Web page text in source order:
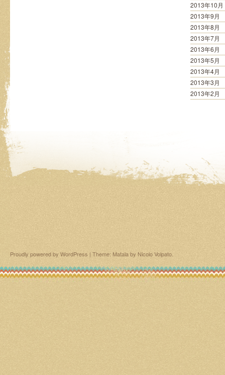
2013年10月
2013年9月
2013年8月
2013年7月
2013年6月
2013年5月
2013年4月
2013年3月
2013年2月
Proudly powered by WordPress | Theme: Matala by Nicolo Volpato